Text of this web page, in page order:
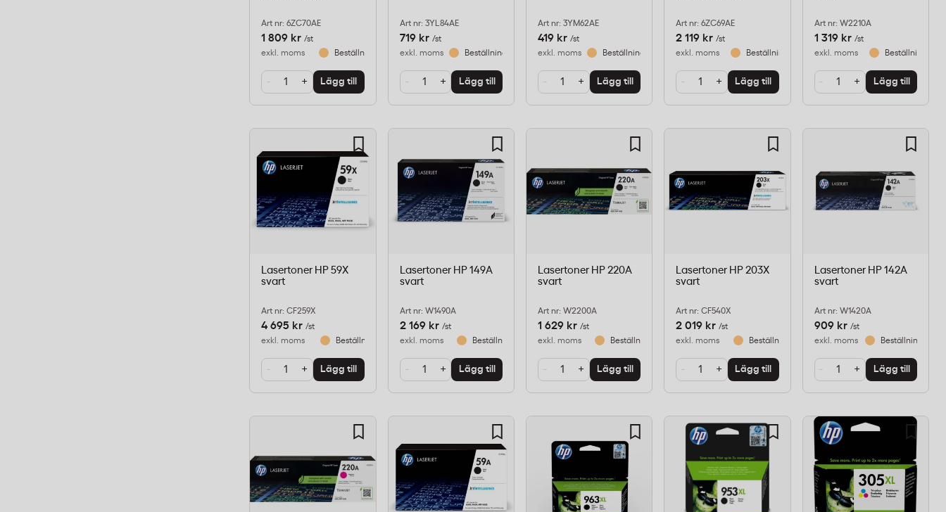
Art nr: 6ZC70AE
1 809 kr /st
exkl. moms
Beställningsvara
- + Lägg till
Art nr: 3YL84AE
719 kr /st
exkl. moms
Beställningsvara
- + Lägg till
Art nr: 3YM62AE
419 kr /st
exkl. moms
Beställningsvara
- + Lägg till
Art nr: 6ZC69AE
2 119 kr /st
exkl. moms
Beställningsvara
- + Lägg till
Art nr: W2210A
1 319 kr /st
exkl. moms
- + Lägg till
Lasertoner HP 59X
svart
Art nr: CF259X
4 695 kr /st
exkl. moms
Beställningsvara
- + Lägg till
Lasertoner HP 149A
svart
Art nr: W1490A
2 169 kr /st
exkl. moms
Beställningsvara
- + Lägg till
Lasertoner HP 220A
svart
Art nr: W2200A
1 629 kr /st
exkl. moms
Beställningsvara
- + Lägg till
Lasertoner HP 203X
svart
Art nr: CF540X
2 019 kr /st
exkl. moms
Beställningsvara
- + Lägg till
Lasertoner HP 142A
svart
Art nr: W1420A
909 kr /st
exkl. moms
Beställningsvara
- + Lägg till